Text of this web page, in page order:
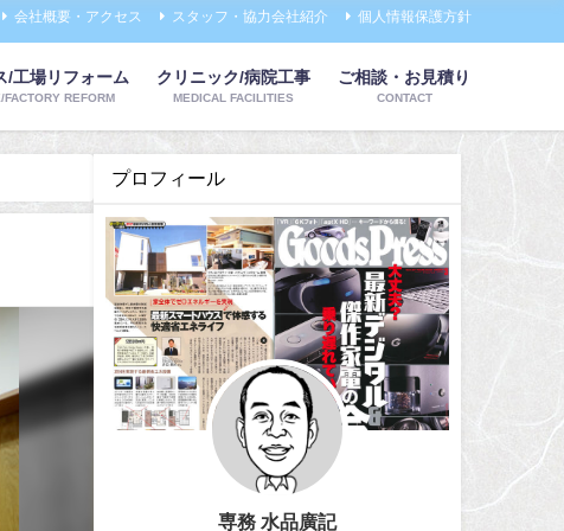
会社概要・アクセス スタッフ・協力会社紹介 個人情報保護方針
/工場リフォーム
FACTORY REFORM
クリニック/病院工事
MEDICAL FACILITIES
ご相談・お見積り
CONTACT
プロフィール
専務 水品廣記